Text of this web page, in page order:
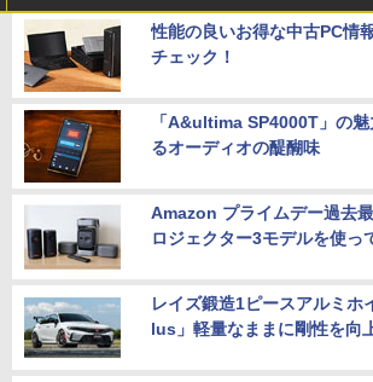
性能の良いお得な中古PC情
チェック！
「A&ultima SP4000T」の
るオーディオの醍醐味
Amazon プライムデー過去
ロジェクター3モデルを使っ
レイズ鍛造1ピースアルミホ
lus」軽量なままに剛性を向